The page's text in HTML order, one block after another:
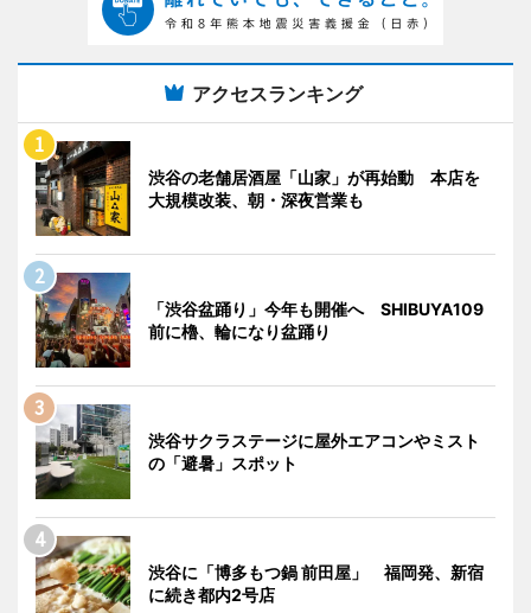
アクセスランキング
渋谷の老舗居酒屋「山家」が再始動 本店を
大規模改装、朝・深夜営業も
「渋谷盆踊り」今年も開催へ SHIBUYA109
前に櫓、輪になり盆踊り
渋谷サクラステージに屋外エアコンやミスト
の「避暑」スポット
渋谷に「博多もつ鍋 前田屋」 福岡発、新宿
に続き都内2号店